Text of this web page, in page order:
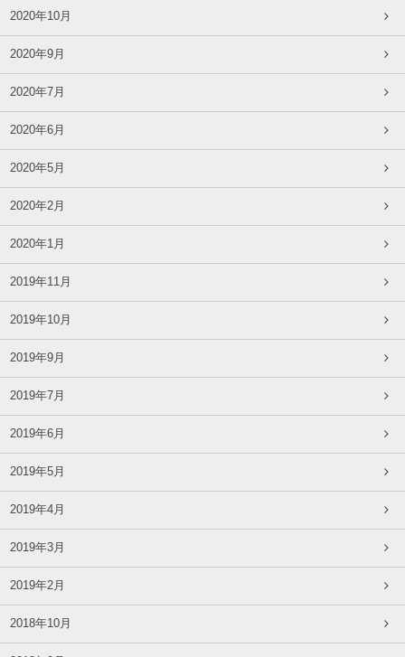
2020年10月
2020年9月
2020年7月
2020年6月
2020年5月
2020年2月
2020年1月
2019年11月
2019年10月
2019年9月
2019年7月
2019年6月
2019年5月
2019年4月
2019年3月
2019年2月
2018年10月